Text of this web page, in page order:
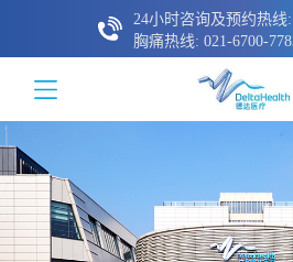
24小时咨询及预约热线:
胸痛热线: 021-6700-